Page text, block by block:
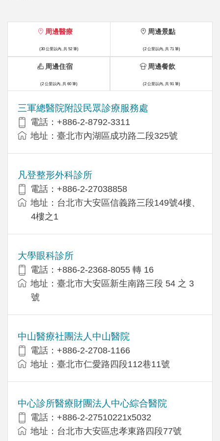
周邊醫療
(30 公里以內, 共 52 筆)
三軍總醫院附設民眾診療服務處
電話：+886-2-8792-3311
地址：臺北市內湖區成功路二段325號
凡登整形外科診所
電話：+886-2-27038858
地址：台北市大安區信義路三段149號4樓、
4樓之1
大學眼科診所
電話：+886-2-2368-8055 轉 16
地址：臺北市大安區新生南路三段 54 之 3
號
中山醫療社團法人中山醫院
電話：+886-2-2708-1166
地址：臺北市仁愛路四段112巷11號
中心診所醫療財團法人中心綜合醫院
電話：+886-2-27510221x5032
地址：台北市大安區忠孝東路四段77號
周邊景點
(2 公里以內, 共 71 筆)
周邊住宿
(2 公里以內, 共 60 筆)
周邊餐飲
(2 公里以內, 共 91 筆)